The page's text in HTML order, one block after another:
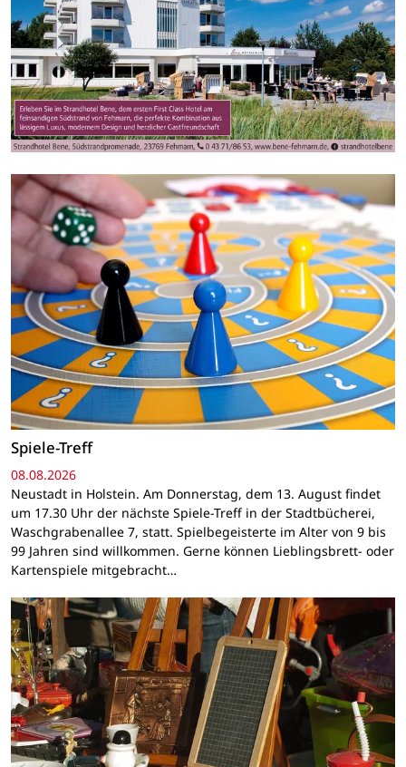
Spiele-Treff
08.08.2026
Neustadt in Holstein. Am Donnerstag, dem 13. August findet
um 17.30 Uhr der nächste Spiele-Treff in der Stadtbücherei,
Waschgrabenallee 7, statt. Spielbegeisterte im Alter von 9 bis
99 Jahren sind willkommen. Gerne können Lieblingsbrett- oder
Kartenspiele mitgebracht…